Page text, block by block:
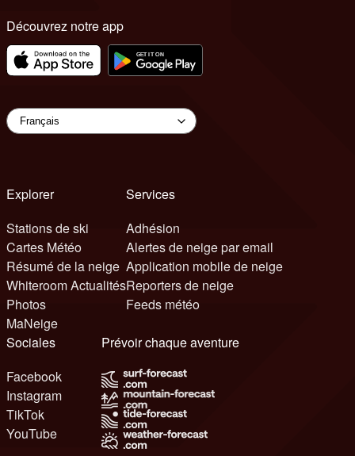
Découvrez notre app
Explorer
Stations de ski
Cartes Météo
Résumé de la neige
Whiteroom Actualités
Photos
MaNeige
Services
Adhésion
Alertes de neige par email
Application mobile de neige
Reporters de neige
Feeds météo
Sociales
Facebook
Instagram
TikTok
YouTube
Prévoir chaque aventure